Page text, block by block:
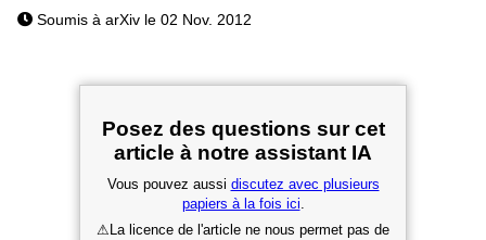
Soumis à arXiv le 02 Nov. 2012
Posez des questions sur cet
article à notre assistant IA
Vous pouvez aussi discutez avec plusieurs
papiers à la fois ici.
⚠ La licence de l'article ne nous permet pas de